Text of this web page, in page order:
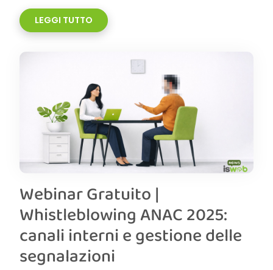
LEGGI TUTTO
Webinar Gratuito |
Whistleblowing ANAC 2025:
canali interni e gestione delle
segnalazioni